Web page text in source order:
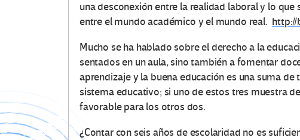
una desconexión entre la realidad laboral y lo
entre el mundo académico y el mundo real.
Mucho se ha hablado sobre el derecho a la
sentados en un aula, sino también a fomentar
aprendizaje y la buena educación es una suma
sistema educativo; si uno de estos tres muestra
favorable para los otros dos.
¿Contar con seis años de escolaridad no es